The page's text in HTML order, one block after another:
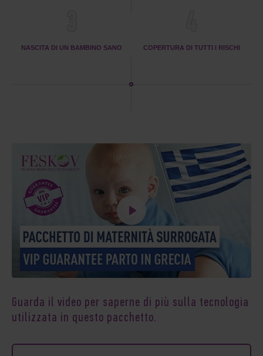
NASCITA DI UN BAMBINO SANO COPERTURA DI TUTTI I RISCHI
Guarda il video per saperne di più sulla tecnologia
utilizzata in questo pacchetto.